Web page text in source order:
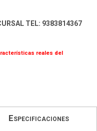
TEL: 9383814367
reales del
Especificaciones